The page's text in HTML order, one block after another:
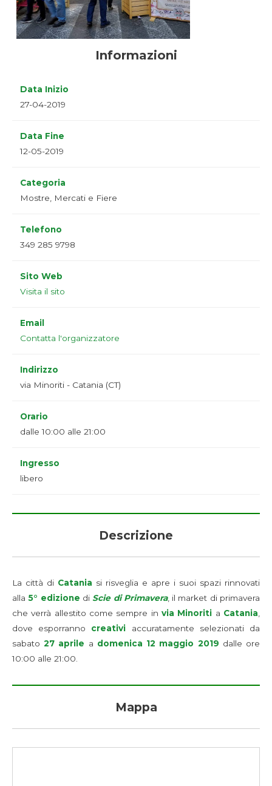
Informazioni
Data Inizio
27-04-2019
Data Fine
12-05-2019
Categoria
Mostre, Mercati e Fiere
Telefono
349 285 9798
Sito Web
Visita il sito
Email
Contatta l'organizzatore
Indirizzo
via Minoriti - Catania (CT)
Orario
dalle 10:00 alle 21:00
Ingresso
libero
Descrizione
La città di Catania si risveglia e apre i suoi spazi rinnovati
alla5° edizione di Scie di Primavera, il market di primavera
che verrà allestito come sempre in via Minoriti a Catania,
dove esporranno creativi accuratamente selezionati da
sabato27 aprile a domenica 12 maggio 2019 dalle ore
10:00 alle 21:00.
Mappa